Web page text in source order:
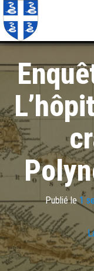
Publié le1